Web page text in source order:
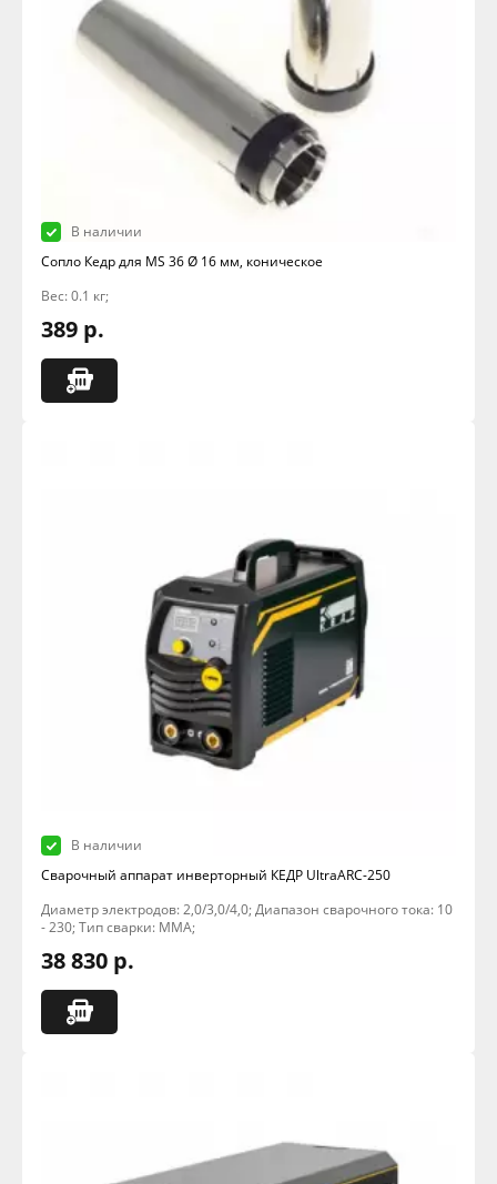
В наличии
Сопло Кедр для MS 36 Ø 16 мм, коническое
Вес: 0.1 кг;
389 р.
В наличии
Сварочный аппарат инверторный КЕДР UltraARC-250
Диаметр электродов: 2,0/3,0/4,0; Диапазон сварочного тока: 10
- 230; Тип сварки: MMA;
38 830 р.